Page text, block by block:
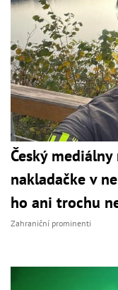
Český
nakladačke v
ho ani trochu
Zahraniční prominenti